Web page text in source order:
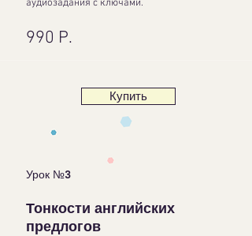
аудиозадания с ключами.
990 Р.
Купить
Урок №3
Тонкости английских
предлогов